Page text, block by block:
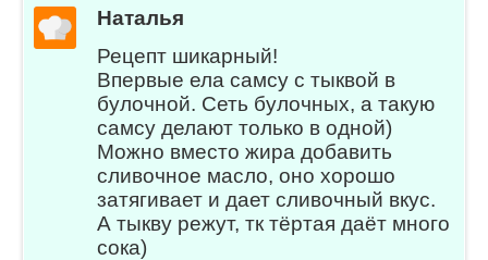
Наталья
Рецепт шикарный!
Впервые ела самсу с тыквой в
булочной. Сеть булочных, а такую
самсу делают только в одной)
Можно вместо жира добавить
сливочное масло, оно хорошо
затягивает и дает сливочный вкус.
А тыкву режут, тк тёртая даёт много
сока)